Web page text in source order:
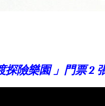
探險樂園 」門票 2